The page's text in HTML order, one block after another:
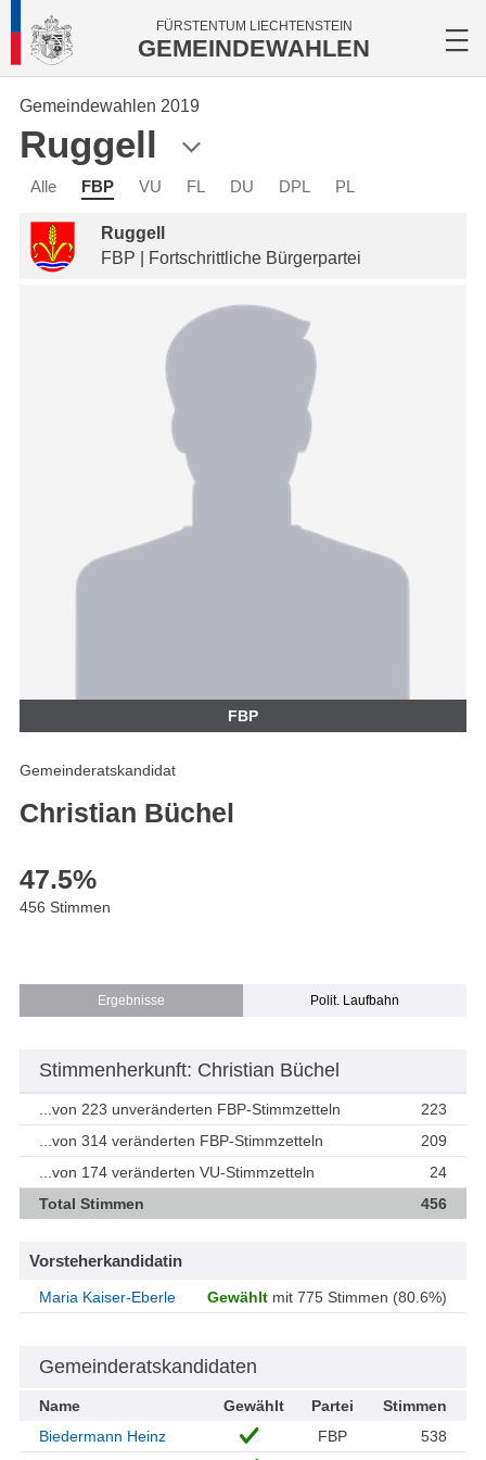
FÜRSTENTUM LIECHTENSTEIN
GEMEINDEWAHLEN
Gemeindewahlen 2019
Ruggell
Alle FBP VU FL DU DPL PL
Ruggell
FBP | Fortschrittliche Bürgerpartei
FBP
Gemeinderatskandidat
Christian Büchel
47.5%
456 Stimmen
Ergebnisse Polit. Laufbahn
Stimmenherkunft: Christian Büchel
...von 223 unveränderten FBP-Stimmzetteln
223
...von 314 veränderten FBP-Stimmzetteln
209
...von 174 veränderten VU-Stimmzetteln
24
Total Stimmen
456
Vorsteherkandidatin
Maria Kaiser-Eberle Gewählt mit 775 Stimmen (80.6%)
Gemeinderatskandidaten
Name Gewählt Partei
Stimmen
Biedermann Heinz
FBP
538